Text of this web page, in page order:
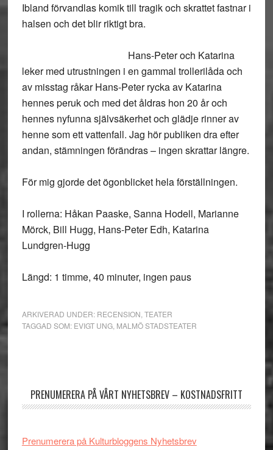
Ibland förvandlas komik till tragik och skrattet fastnar i
halsen och det blir riktigt bra.
Hans-Peter och Katarina
leker med utrustningen i en gammal trollerilåda och
av misstag råkar Hans-Peter rycka av Katarina
hennes peruk och med det åldras hon 20 år och
hennes nyfunna självsäkerhet och glädje rinner av
henne som ett vattenfall. Jag hör publiken dra efter
andan, stämningen förändras – ingen skrattar längre.
För mig gjorde det ögonblicket hela förställningen.
I rollerna: Håkan Paaske, Sanna Hodell, Marianne
Mörck, Bill Hugg, Hans-Peter Edh, Katarina
Lundgren-Hugg
Längd: 1 timme, 40 minuter, ingen paus
ARKIVERAD UNDER: RECENSION TEATER
TAGGAD SOM: EVIGT UNG, MALMÖ STADSTEATER
PRENUMERERA PÅ VÅRT NYHETSBREV – KOSTNADSFRITT
Prenumerera på Kulturbloggens Nyhetsbrev